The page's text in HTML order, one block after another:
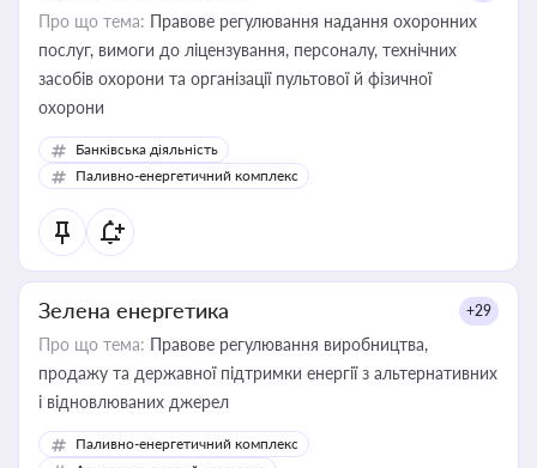
Про що тема: Правове регулювання надання охоронних
послуг, вимоги до ліцензування, персоналу, технічних
засобів охорони та організації пультової й фізичної
охорони
Банківська діяльність
Паливно-енергетичний комплекс
Зелена енергетика +29
Про що тема: Правове регулювання виробництва,
продажу та державної підтримки енергії з альтернативних
і відновлюваних джерел
Паливно-енергетичний комплекс